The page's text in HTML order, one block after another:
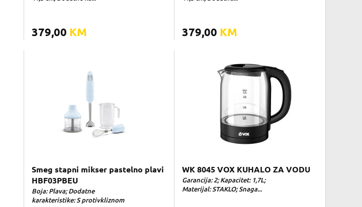
379,00 KM 379,00 KM
Smeg stapni mikser pastelno plavi
HBF03PBEU
Boja: Plava; Dodatne
karakteristike: S protivkliznom
WK 8045 VOX KUHALO ZA VODU
Garancija: 2; Kapacitet: 1,7L;
Materijal: STAKLO; Snaga...